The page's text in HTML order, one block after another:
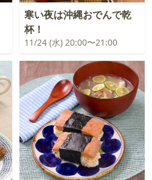
寒い夜は沖縄おでんで乾
杯！
11/24 (水) 20:00〜21:00